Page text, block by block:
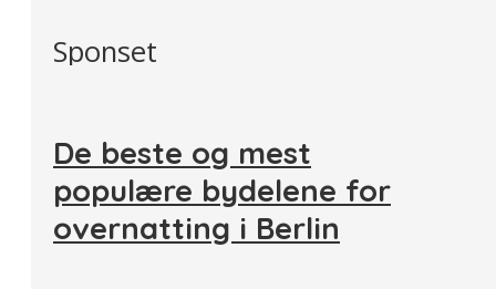
Sponset
De beste og mest
populære bydelene for
overnatting i Berlin